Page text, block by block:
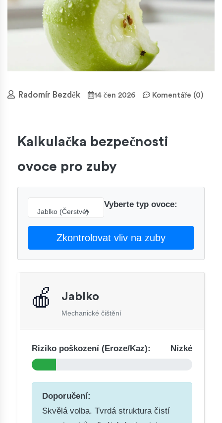
Radomír Bezděk 14 čen 2026 Komentáře (0)
Kalkulačka bezpečnosti
ovoce pro zuby
Vyberte typ ovoce:
Jablko (Čerstvé)
Zkontrolovat vliv na zuby
🍎 Jablko
Mechanické čištění
Riziko poškození (Eroze/Kaz): Nízké
Doporučení:
Skvělá volba. Tvrdá struktura čistí